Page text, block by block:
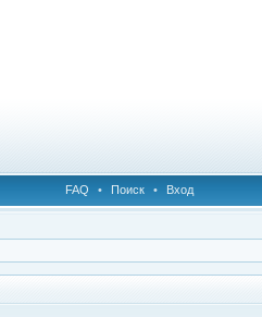
FAQ • Поиск • Вход